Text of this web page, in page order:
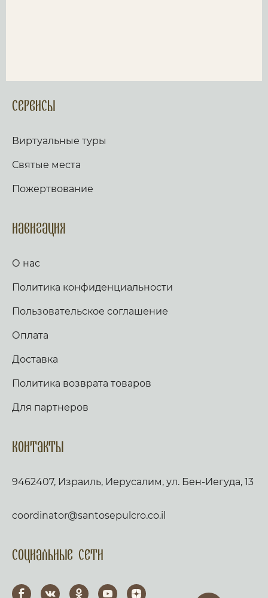
Сервисы
Виртуальные туры
Святые места
Пожертвование
Навигация
О нас
Политика конфиденциальности
Пользовательское соглашение
Оплата
Доставка
Политика возврата товаров
Для партнеров
Контакты
9462407, Израиль, Иерусалим, ул. Бен-Иегуда, 13
coordinator@santosepulcro.co.il
Социальные сети